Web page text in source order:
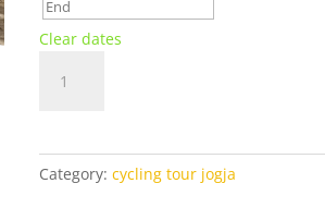
Clear dates
Tour
Category:cycling tour jogja